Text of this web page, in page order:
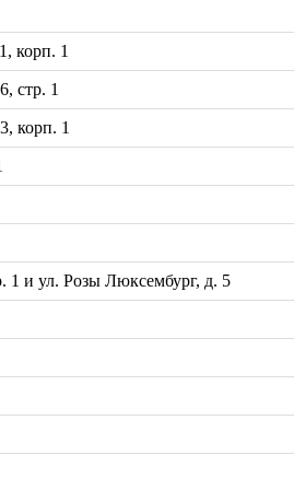
корп. 1
стр. 1
корп. 1
1 и ул. Розы Люксембург, д. 5